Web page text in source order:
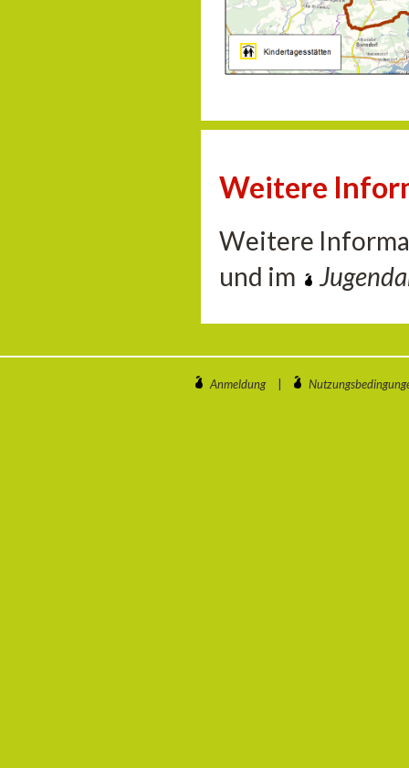
Weitere
Weitere
und im
Anmeldung